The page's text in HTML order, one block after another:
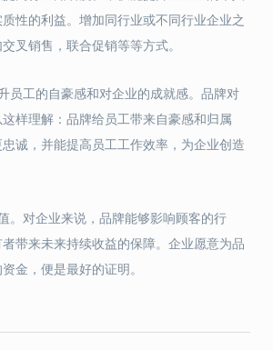
性的利益。增加同行业或不同行业企业之
叉销售，联合促销等等方式。
员工的自豪感和对企业的成就感。品牌对
样理解：品牌给员工带来自豪感和归属
诚，并能提高员工工作效率，为企业创造
。对企业来说，品牌能够影响顾客的行
带来未来持续收益的保障。企业愿意为品
金，便是最好的证明。